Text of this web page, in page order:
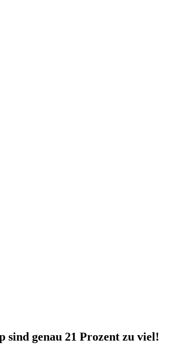
sind genau 21 Prozent zu viel!